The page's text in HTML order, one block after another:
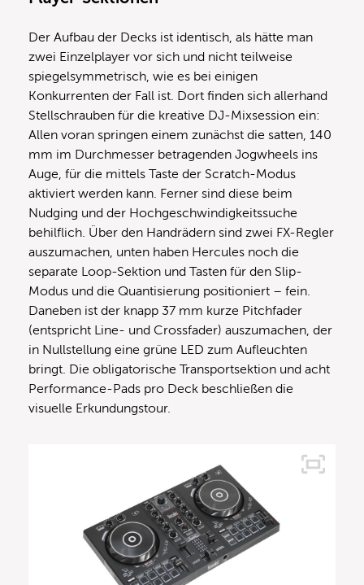
Der Aufbau der Decks ist identisch, als hätte man
zwei Einzelplayer vor sich und nicht teilweise
spiegelsymmetrisch, wie es bei einigen
Konkurrenten der Fall ist. Dort finden sich allerhand
Stellschrauben für die kreative DJ-Mixsession ein:
Allen voran springen einem zunächst die satten, 140
mm im Durchmesser betragenden Jogwheels ins
Auge, für die mittels Taste der Scratch-Modus
aktiviert werden kann. Ferner sind diese beim
Nudging und der Hochgeschwindigkeitssuche
behilflich. Über den Handrädern sind zwei FX-Regler
auszumachen, unten haben Hercules noch die
separate Loop-Sektion und Tasten für den Slip-
Modus und die Quantisierung positioniert – fein.
Daneben ist der knapp 37 mm kurze Pitchfader
(entspricht Line- und Crossfader) auszumachen, der
in Nullstellung eine grüne LED zum Aufleuchten
bringt. Die obligatorische Transportsektion und acht
Performance-Pads pro Deck beschließen die
visuelle Erkundungstour.